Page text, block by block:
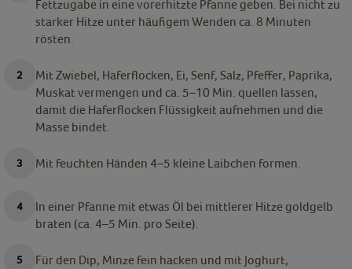
Fettzugabe in eine vorerhitzte Pfanne geben. Bei nicht zu
starker Hitze unter häufigem Wenden ca. 8 Minuten
rösten.
Mit Zwiebel, Haferflocken, Ei, Senf, Salz, Pfeffer, Paprika,
Muskat vermengen und ca. 5–10 Min. quellen lassen,
damit die Haferflocken Flüssigkeit aufnehmen und die
Masse bindet.
Mit feuchten Händen 4–5 kleine Laibchen formen.
In einer Pfanne mit etwas Öl bei mittlerer Hitze goldgelb
braten (ca. 4–5 Min. pro Seite).
Für den Dip, Minze fein hacken und mit Joghurt,